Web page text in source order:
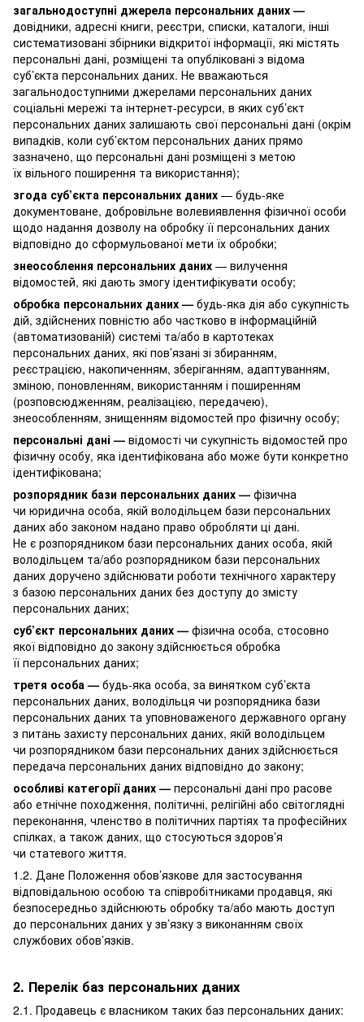
загальнодоступні джерела персональних даних —
довідники, адресні книги, реєстри, списки, каталоги, інші
систематизовані збірники відкритої інформації, які містять
персональні дані, розміщені та опубліковані з відома
суб’єкта персональних даних. Не вважаються
загальнодоступними джерелами персональних даних
соціальні мережі та інтернет-ресурси, в яких суб’єкт
персональних даних залишають свої персональні дані (окрім
випадків, коли суб’єктом персональних даних прямо
зазначено, що персональні дані розміщені з метою
їх вільного поширення та використання);
згода суб’єкта персональних даних — будь-яке
документоване, добровільне волевиявлення фізичної особи
щодо надання дозволу на обробку її персональних даних
відповідно до сформульованої мети їх обробки;
знеособлення персональних даних — вилучення
відомостей, які дають змогу ідентифікувати особу;
обробка персональних даних — будь-яка дія або сукупність
дій, здійснених повністю або частково в інформаційній
(автоматизованій) системі та/або в картотеках
персональних даних, які пов’язані зі збиранням,
реєстрацією, накопиченням, зберіганням, адаптуванням,
зміною, поновленням, використанням і поширенням
(розповсюдженням, реалізацією, передачею),
знеособленням, знищенням відомостей про фізичну особу;
персональні дані — відомості чи сукупність відомостей про
фізичну особу, яка ідентифікована або може бути конкретно
ідентифікована;
розпорядник бази персональних даних — фізична
чи юридична особа, якій володільцем бази персональних
даних або законом надано право обробляти ці дані.
Не є розпорядником бази персональних даних особа, якій
володільцем та/або розпорядником бази персональних
даних доручено здійснювати роботи технічного характеру
з базою персональних даних без доступу до змісту
персональних даних;
суб’єкт персональних даних — фізична особа, стосовно
якої відповідно до закону здійснюється обробка
її персональних даних;
третя особа — будь-яка особа, за винятком суб’єкта
персональних даних, володільця чи розпорядника бази
персональних даних та уповноваженого державного органу
з питань захисту персональних даних, якій володільцем
чи розпорядником бази персональних даних здійснюється
передача персональних даних відповідно до закону;
особливі категорії даних — персональні дані про расове
або етнічне походження, політичні, релігійні або світоглядні
переконання, членство в політичних партіях та професійних
спілках, а також даних, що стосуються здоров’я
чи статевого життя.
1.2. Дане Положення обов’язкове для застосування
відповідальною особою та співробітниками продавця, які
безпосередньо здійснюють обробку та/або мають доступ
до персональних даних у зв’язку з виконанням своїх
службових обов’язків.
2. Перелік баз персональних даних
2.1. Продавець є власником таких баз персональних даних: